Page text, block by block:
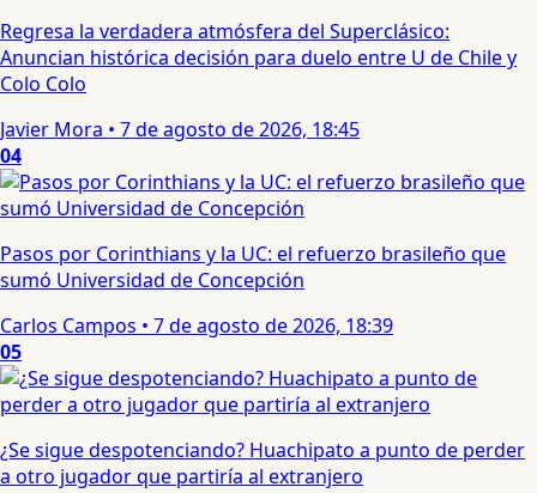
Regresa la verdadera atmósfera del Superclásico:
Anuncian histórica decisión para duelo entre U de Chile y
Colo Colo
Javier Mora • 7 de agosto de 2026, 18:45
04
Pasos por Corinthians y la UC: el refuerzo brasileño que
sumó Universidad de Concepción
Carlos Campos • 7 de agosto de 2026, 18:39
05
¿Se sigue despotenciando? Huachipato a punto de perder
a otro jugador que partiría al extranjero